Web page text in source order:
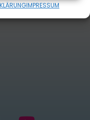
IMPRESSUM
Y